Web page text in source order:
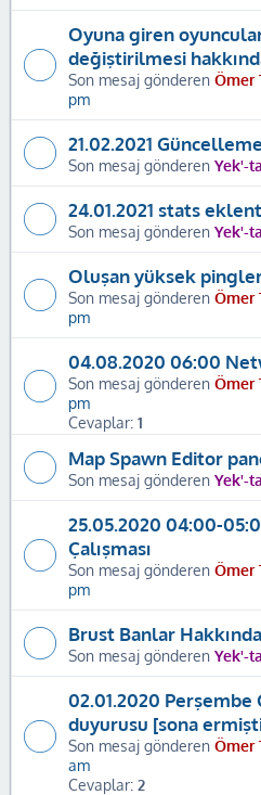
Oyuna giren
değiştirilmesi
Son mesaj gönderen Ömer
pm
21.02.2021
Son mesaj gönderen Yek'-ta
24.01.2021 stats
Son mesaj gönderen Yek'-ta
Oluşan yüksek
Son mesaj gönderen Ömer
pm
04.08.2020 06:00
Son mesaj gönderen Ömer
pm
Cevaplar: 1
Map Spawn Editor
Son mesaj gönderen Yek'-ta
25.05.2020 04:00-
Çalışması
Son mesaj gönderen Ömer
pm
Brust Banlar Hakkında
Son mesaj gönderen Yek'-ta
02.01.2020 Perşembe
duyurusu [sona
Son mesaj gönderen Ömer
am
Cevaplar: 2